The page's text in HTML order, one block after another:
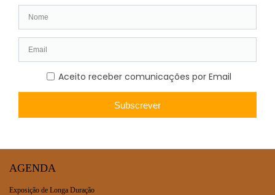
AGENDA
Exposição de Longa Duração